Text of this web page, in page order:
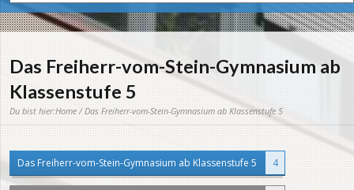
Das Freiherr-vom-Stein-Gymnasium ab
Klassenstufe 5
Du bist hier:Home/ Das Freiherr-vom-Stein-Gymnasium ab Klassenstufe 5
Das Freiherr-vom-Stein-Gymnasium ab Klassenstufe 5 4